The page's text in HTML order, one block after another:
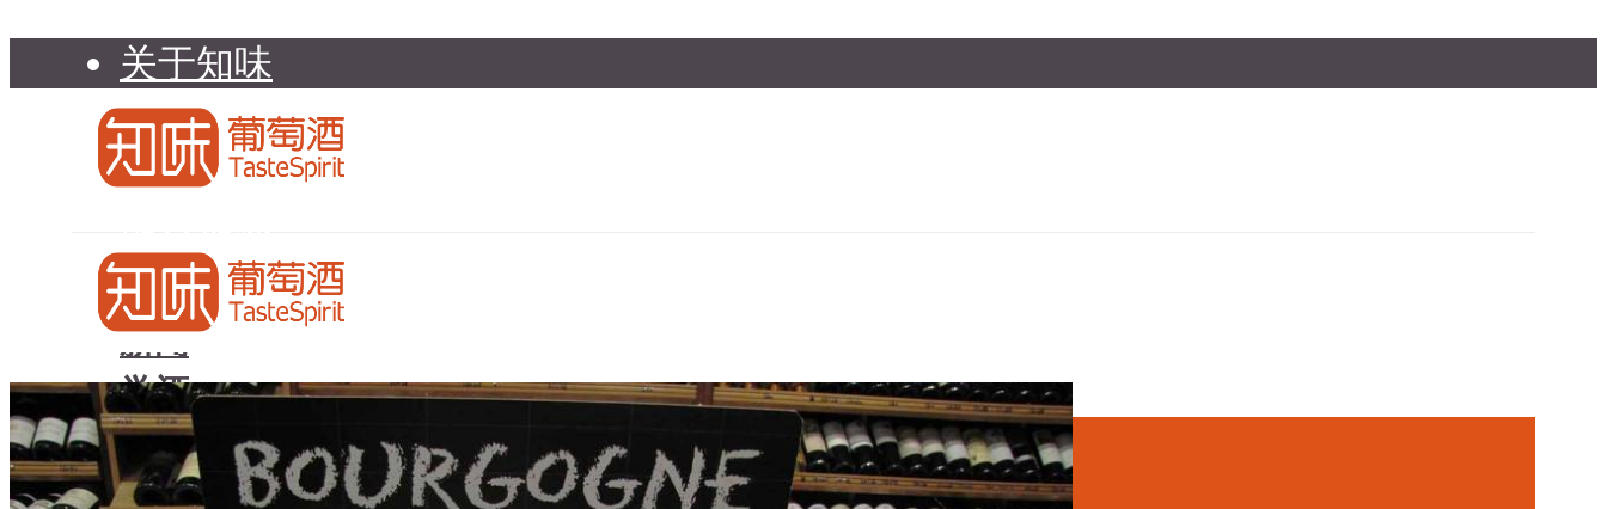
关于知味
知味介绍
知味专家顾问委员会
联系我们
知味荐酒
新闻
学酒
基础知识
品种
知味荐酒
新闻